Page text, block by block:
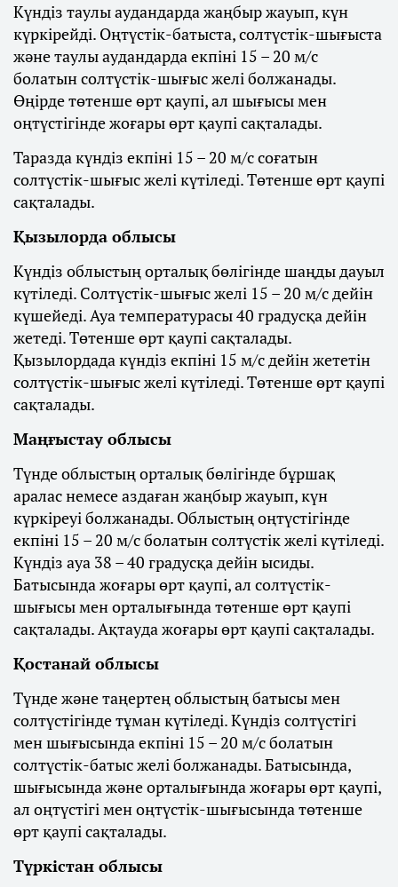
Күндіз таулы аудандарда жаңбыр жауып, күн
күркірейді. Оңтүстік-батыста, солтүстік-шығыста
және таулы аудандарда екпіні 15 – 20 м/с
болатын солтүстік-шығыс желі болжанады.
Өңірде төтенше өрт қаупі, ал шығысы мен
оңтүстігінде жоғары өрт қаупі сақталады.
Таразда күндіз екпіні 15 – 20 м/с соғатын
солтүстік-шығыс желі күтіледі. Төтенше өрт қаупі
сақталады.
Қызылорда облысы
Күндіз облыстың орталық бөлігінде шаңды дауыл
күтіледі. Солтүстік-шығыс желі 15 – 20 м/с дейін
күшейеді. Ауа температурасы 40 градусқа дейін
жетеді. Төтенше өрт қаупі сақталады.
Қызылордада күндіз екпіні 15 м/с дейін жететін
солтүстік-шығыс желі күтіледі. Төтенше өрт қаупі
сақталады.
Маңғыстау облысы
Түнде облыстың орталық бөлігінде бұршақ
аралас немесе аздаған жаңбыр жауып, күн
күркіреуі болжанады. Облыстың оңтүстігінде
екпіні 15 – 20 м/с болатын солтүстік желі күтіледі.
Күндіз ауа 38 – 40 градусқа дейін ысиды.
Батысында жоғары өрт қаупі, ал солтүстік-
шығысы мен орталығында төтенше өрт қаупі
сақталады. Ақтауда жоғары өрт қаупі сақталады.
Қостанай облысы
Түнде және таңертең облыстың батысы мен
солтүстігінде тұман күтіледі. Күндіз солтүстігі
мен шығысында екпіні 15 – 20 м/с болатын
солтүстік-батыс желі болжанады. Батысында,
шығысында және орталығында жоғары өрт қаупі,
ал оңтүстігі мен оңтүстік-шығысында төтенше
өрт қаупі сақталады.
Түркістан облысы